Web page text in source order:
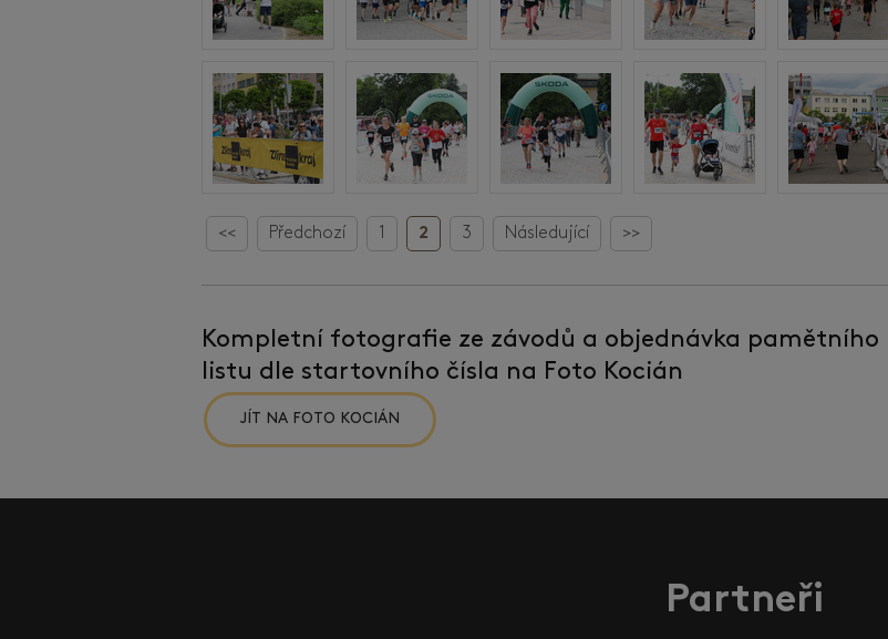
<< Předchozí 1 2 3 Následující >>
Kompletní fotografie ze závodů a objednávka pamětního
listu dle startovního čísla na Foto Kocián
JÍT NA FOTO KOCIÁN
Partneři